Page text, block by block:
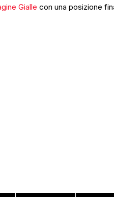
Gialle con una posizione